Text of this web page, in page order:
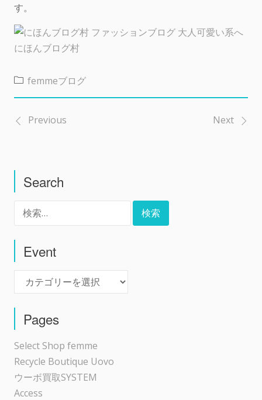
す。
にほんブログ村
femmeブログ
投
ナ
ビ
ゲ
ー
シ
ョ
ン
Previous Next
Search
Event
Pages
Select Shop femme
Recycle Boutique Uovo
ウーボ買取SYSTEM
Access